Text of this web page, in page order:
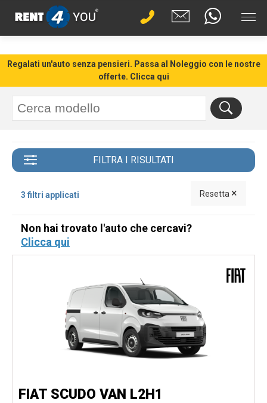
Regalati un'auto senza pensieri. Passa al Noleggio con le nostre
offerte. Clicca qui
FILTRA I RISULTATI
3 filtri applicati Resetta ×
Non hai trovato l'auto che cercavi?
Clicca qui
FIAT SCUDO VAN L2H1